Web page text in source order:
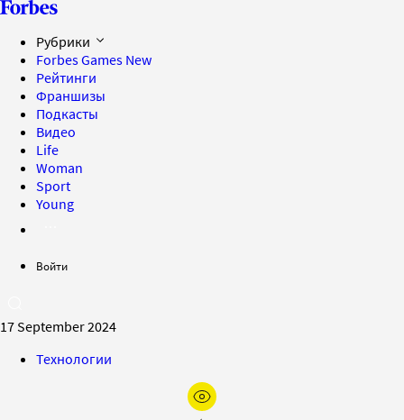
Рубрики
Forbes Games New
Рейтинги
Франшизы
Подкасты
Видео
Life
Woman
Sport
Young
Войти
17 September 2024
Технологии